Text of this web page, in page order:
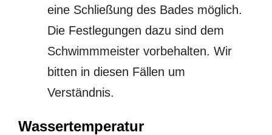
eine Schließung des Bades möglich.
Die Festlegungen dazu sind dem
Schwimmmeister vorbehalten. Wir
bitten in diesen Fällen um
Verständnis.
Wassertemperatur